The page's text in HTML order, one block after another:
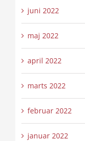
juni 2022
maj 2022
april 2022
marts 2022
februar 2022
januar 2022